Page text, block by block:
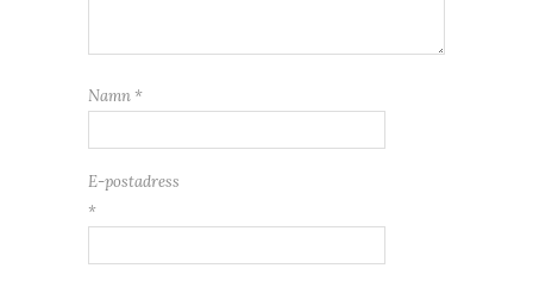
Namn *
E-postadress
*